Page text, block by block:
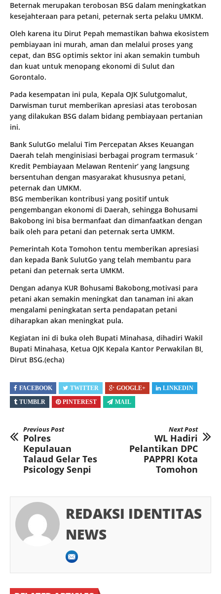
Beternak merupakan terobosan BSG dalam meningkatkan
kesejahteraan para petani, peternak serta pelaku UMKM.
Oleh karena itu Dirut Pepah memastikan bahwa ekosistem
pembiayaan ini murah, aman dan melalui proses yang
cepat, dan BSG optimis sektor ini akan semakin tumbuh
dan kuat untuk menopang ekonomi di Sulut dan
Gorontalo.
Pada kesempatan ini pula, Kepala OJK Sulutgomalut,
Darwisman turut memberikan apresiasi atas terobosan
yang dilakukan BSG dalam bidang pembiayaan pertanian
ini.
Bank SulutGo melalui Tim Percepatan Akses Keuangan
Daerah telah menginisiasi berbagai program termasuk ‘
Kredit Pembiayaan Melawan Rentenir’ yang langsung
bersentuhan dengan masyarakat khususnya petani,
peternak dan UMKM.
BSG memberikan kontribusi yang positif untuk
pengembangan ekonomi di Daerah, sehingga Bohusami
Bakobong ini bisa bermanfaat dan dimanfaatkan dengan
baik oleh para petani dan peternak serta UMKM.
Pemerintah Kota Tomohon tentu memberikan apresiasi
dan kepada Bank SulutGo yang telah membantu para
petani dan peternak serta UMKM.
Dengan adanya KUR Bohusami Bakobong,motivasi para
petani akan semakin meningkat dan tanaman ini akan
mengalami peningkatan serta pendapatan petani
diharapkan akan meningkat pula.
Kegiatan ini di buka oleh Bupati Minahasa, dihadiri Wakil
Bupati Minahasa, Ketua OJK Kepala Kantor Perwakilan BI,
Dirut BSG.(echa)
FACEBOOK TWITTER GOOGLE+
LINKEDIN
TUMBLR
PINTEREST MAIL
Previous Post
Polres
Kepulauan
Talaud Gelar Tes
Psicology Senpi
Next Post
WL Hadiri
Pelantikan DPC
PAPPRI Kota
Tomohon
REDAKSI IDENTITAS
NEWS